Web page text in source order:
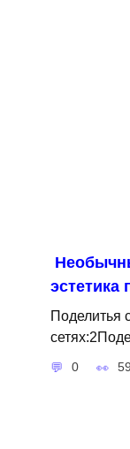
эстетика
Поделитья
0 59